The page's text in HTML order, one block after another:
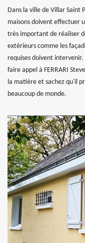
Dans la ville de Villar Saint
maisons doivent effectuer
très important de réaliser
extérieurs comme les
requises doivent
faire appel à FERRARI
la matière et sachez qu'il
beaucoup de monde.